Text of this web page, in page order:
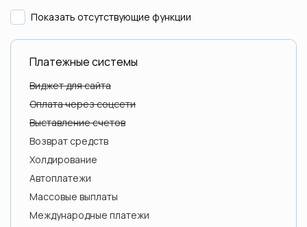
Perfect Money
BotTap
Показать отсутствующие функции
Платежные системы
Виджет для сайта
Оплата через соцсети
Выставление счетов
Возврат средств
Холдирование
Автоплатежи
Массовые выплаты
Международные платежи